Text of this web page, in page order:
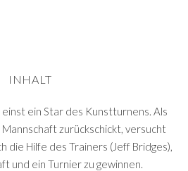
INHALT
ein Star des Kunstturnens. Als
zurückschickt, versucht
die Hilfe des Trainers (Jeff Bridges),
und ein Turnier zu gewinnen.